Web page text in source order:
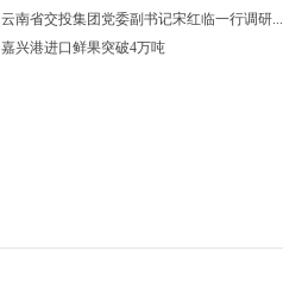
云南省交投集团党委副书记宋红临一行调研...
嘉兴港进口鲜果突破4万吨